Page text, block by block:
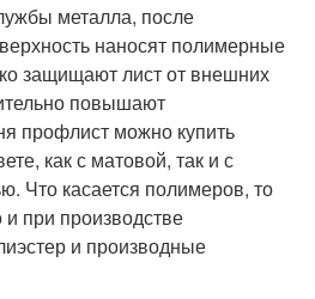
металла, после
наносят полимерные
защищают лист от внешних
повышают
профлист можно купить
как с матовой, так и с
Что касается полимеров, то
при производстве
и производные